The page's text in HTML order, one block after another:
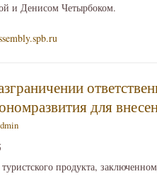
и Денисом Четырбоком.
для
продукта,